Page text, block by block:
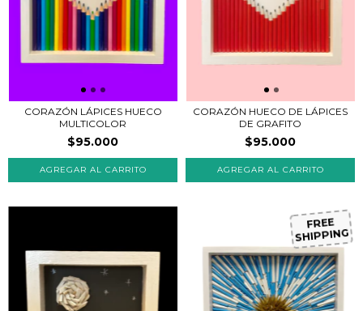
CORAZÓN LÁPICES HUECO
MULTICOLOR
$95.000
CORAZÓN HUECO DE LÁPICES
DE GRAFITO
$95.000
FREE
SHIPPING